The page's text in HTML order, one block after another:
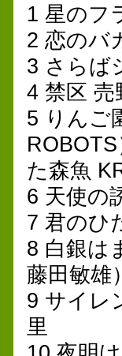
1 星のフ
2 恋のバ
3 さらば
4 禁区 売
5 りんご
た森魚
6 天使の
7 君のひ
8 白銀は
藤田敏雄
9 サイレ
里